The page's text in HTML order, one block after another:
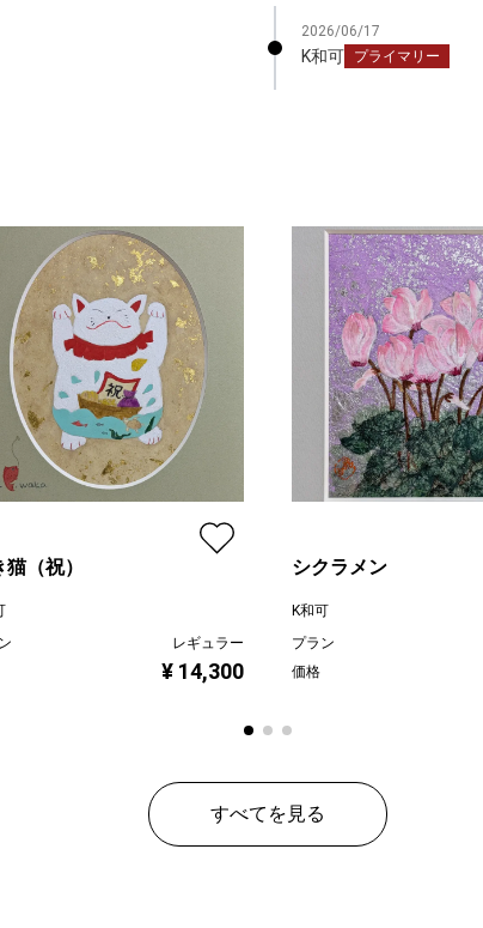
2026/06/17
K和可 プライマリー
（祝）
レギュラー
¥ 14,300
シクラメン
K和可
プラン
価格
すべてを見る